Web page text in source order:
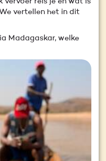
vertellen het in dit
Madagaskar, welke